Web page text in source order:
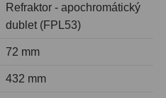
Refraktor - apochromátický
dublet (FPL53)
72 mm
432 mm